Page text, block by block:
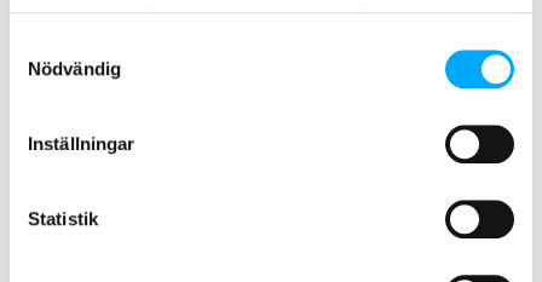
Nödvändig
Inställningar
Statistik